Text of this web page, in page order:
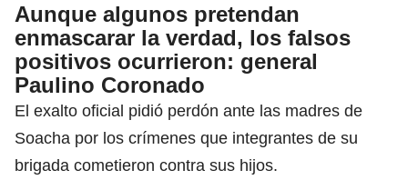
Aunque algunos pretendan
enmascarar la verdad, los falsos
positivos ocurrieron: general
Paulino Coronado
El exalto oficial pidió perdón ante las madres de
Soacha por los crímenes que integrantes de su
brigada cometieron contra sus hijos.